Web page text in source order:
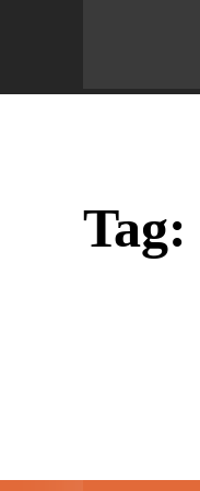
Tag: